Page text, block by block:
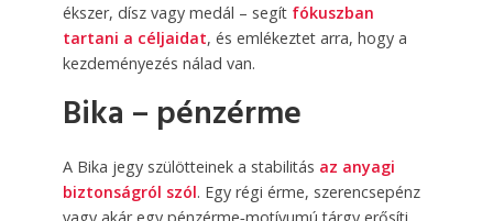
ékszer, dísz vagy medál – segít fókuszban
tartani a céljaidat, és emlékeztet arra, hogy a
kezdeményezés nálad van.
Bika – pénzérme
A Bika jegy szülötteinek a stabilitás az anyagi
biztonságról szól. Egy régi érme, szerencsepénz
vagy akár egy pénzérme‑motívumú tárgy erősíti